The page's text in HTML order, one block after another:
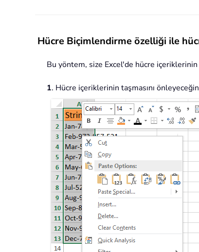
Hücre Biçimlendirme özelliği ile
Bu yöntem, size Excel'de hücre
1. Hücre içeriklerinin taşmasını